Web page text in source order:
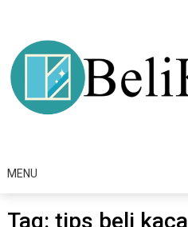
content
MENU
Tag: tips beli kaca